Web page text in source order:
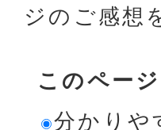
ジのご感想
このペー
分かりや